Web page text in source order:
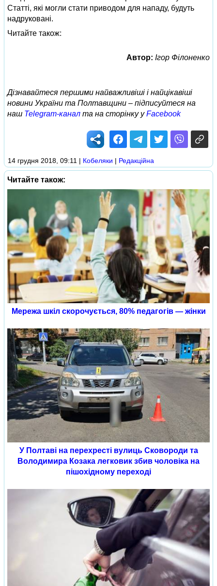
Статті, які могли стати приводом для нападу, будуть
надруковані.
Читайте також:
Автор: Ігор Філоненко
Дізнавайтеся першими найважливіші і найцікавіші
новини України та Полтавщини – підписуйтеся на
наш Telegram-канал та на сторінку уFacebook
14 грудня 2018, 09:11 | Кобеляки | Редакційна
Читайте також:
Мережа шкіл скорочується, 80% педагогів — жінки
У Полтаві на перехресті вулиць Сковороди та
Володимира Козака легковик збив чоловіка на
пішохідному переході